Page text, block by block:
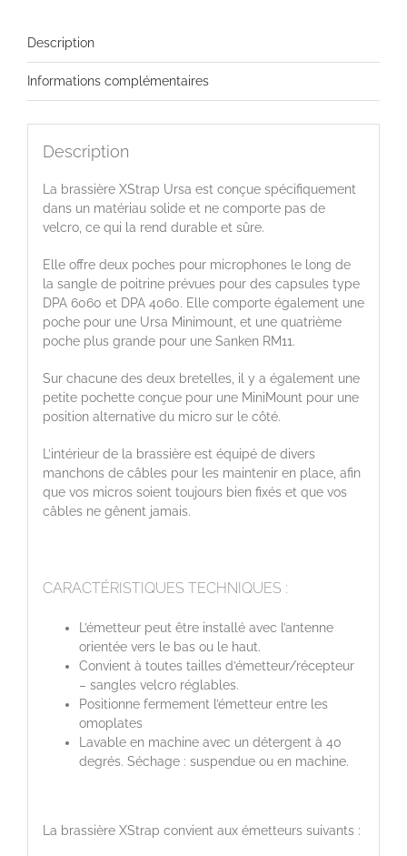
Description
Informations complémentaires
Description
La brassière XStrap Ursa est conçue spécifiquement
dans un matériau solide et ne comporte pas de
velcro, ce qui la rend durable et sûre.
Elle offre deux poches pour microphones le long de
la sangle de poitrine prévues pour des capsules type
DPA 6060 et DPA 4060. Elle comporte également une
poche pour une Ursa Minimount, et une quatrième
poche plus grande pour une Sanken RM11.
Sur chacune des deux bretelles, il y a également une
petite pochette conçue pour une MiniMount pour une
position alternative du micro sur le côté.
L’intérieur de la brassière est équipé de divers
manchons de câbles pour les maintenir en place, afin
que vos micros soient toujours bien fixés et que vos
câbles ne gênent jamais.
CARACTÉRISTIQUES TECHNIQUES :
L’émetteur peut être installé avec l’antenne
orientée vers le bas ou le haut.
Convient à toutes tailles d’émetteur/récepteur
– sangles velcro réglables.
Positionne fermement l’émetteur entre les
omoplates
Lavable en machine avec un détergent à 40
degrés. Séchage : suspendue ou en machine.
La brassière XStrap convient aux émetteurs suivants :